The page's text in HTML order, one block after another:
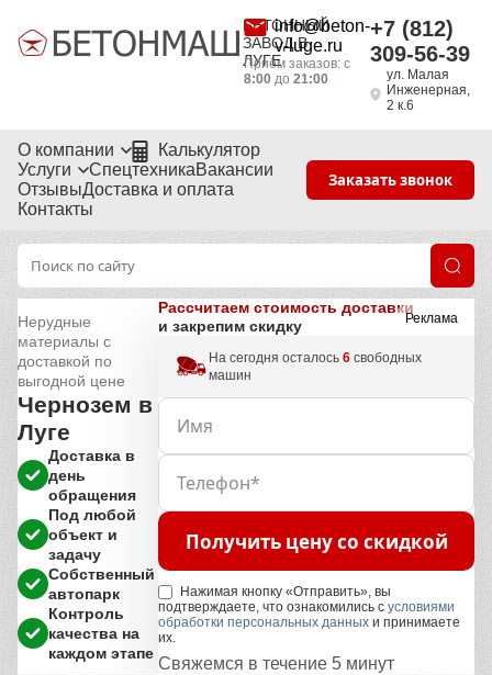
БЕТОННЫЙ
ЗАВОД В
ЛУГЕ
info@beton-
v-luge.ru
Приём заказов: с
8:00до 21:00
+7 (812)
309-56-39
ул. Малая
Инженерная,
2 к.6
О компании
Калькулятор
Услуги
СпецтехникаВакансии
ОтзывыДоставка и оплата
Контакты
Заказать звонок
Реклама
Нерудные
материалы с
доставкой по
выгодной цене
Чернозем в
Луге
Доставка в
день
обращения
Под любой
объект и
задачу
Собственный
автопарк
Контроль
качества на
каждом этапе
Рассчитаем стоимость доставки
и закрепим скидку
На сегодня осталось6 свободных
машин
Получить цену со скидкой
Нажимая кнопку «Отправить», вы
подтверждаете, что ознакомились сусловиями
обработки персональных данных и принимаете
их.
Свяжемся в течение 5 минут